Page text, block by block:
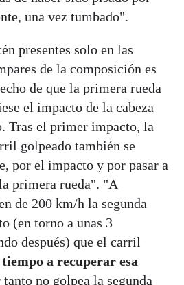
una vez tumbado".
presentes solo en las
de la composición es
de que la primera rueda
el impacto de la cabeza
Tras el primer impacto, la
golpeado también se
por el impacto y por pasar a
primera rueda". "A
de 200 km/h la segunda
(en torno a unas 3
después) que el carril
a recuperar esa
no golpea la segunda